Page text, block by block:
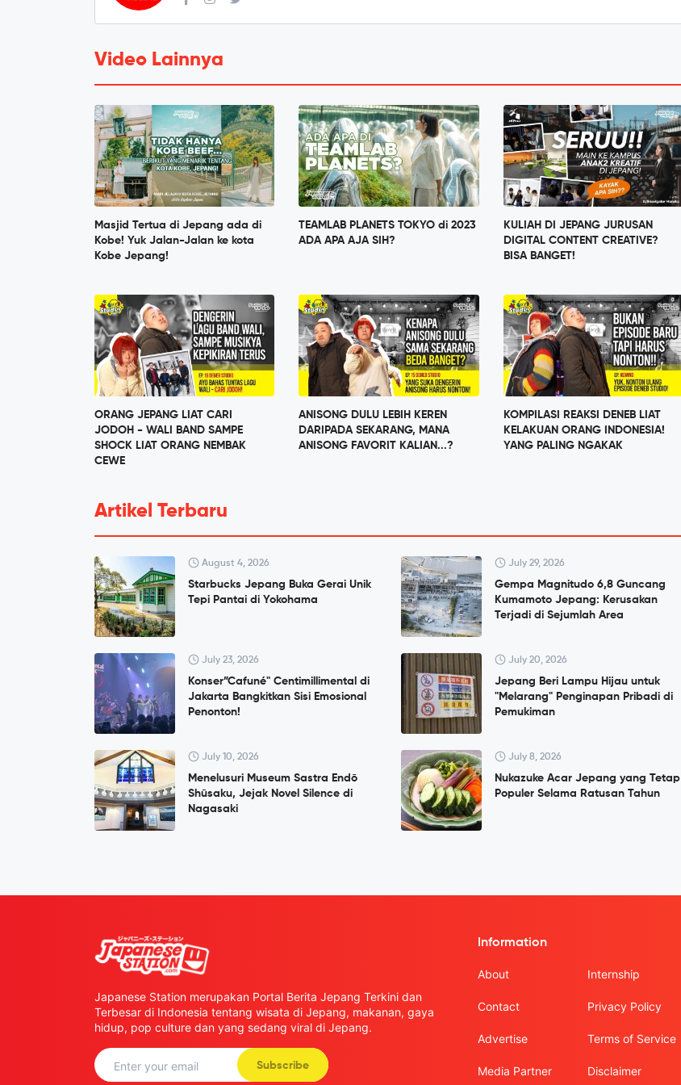
Video Lainnya
Masjid Tertua di Jepang ada di
Kobe! Yuk Jalan-Jalan ke kota
Kobe Jepang!
TEAMLAB PLANETS TOKYO di 2023
ADA APA AJA SIH?
KULIAH DI JEPANG JURUSAN
DIGITAL CONTENT CREATIVE?
BISA BANGET!
ORANG JEPANG LIAT CARI
JODOH - WALI BAND SAMPE
SHOCK LIAT ORANG NEMBAK
CEWE
ANISONG DULU LEBIH KEREN
DARIPADA SEKARANG, MANA
ANISONG FAVORIT KALIAN...?
KOMPILASI REAKSI DENEB LIAT
KELAKUAN ORANG INDONESIA!
YANG PALING NGAKAK
Artikel Terbaru
August 4, 2026
Starbucks Jepang Buka Gerai Unik
Tepi Pantai di Yokohama
July 29, 2026
Gempa Magnitudo 6,8 Guncang
Kumamoto Jepang: Kerusakan
Terjadi di Sejumlah Area
July 23, 2026
Konser”Cafuné" Centimillimental di
Jakarta Bangkitkan Sisi Emosional
Penonton!
July 20, 2026
Jepang Beri Lampu Hijau untuk
"Melarang" Penginapan Pribadi di
Pemukiman
July 10, 2026
Menelusuri Museum Sastra Endō
Shūsaku, Jejak Novel Silence di
Nagasaki
July 8, 2026
Nukazuke Acar Jepang yang Tetap
Populer Selama Ratusan Tahun
Japanese Station merupakan Portal Berita Jepang Terkini dan
Terbesar di Indonesia tentang wisata di Jepang, makanan, gaya
hidup, pop culture dan yang sedang viral di Jepang.
Subscribe
Information
About
Contact
Advertise
Media Partner
Internship
Privacy Policy
Terms of Service
Disclaimer